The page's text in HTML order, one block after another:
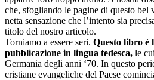
che, sfogliando le pagine di questo bel
netta sensazione che l’intento sia
titolo del nostro articolo.
Torniamo a essere seri. Questo libro è
pubblicazione in lingua tedesca, le
Germania degli anni ‘70. In questo
cristiane evangeliche del Paese